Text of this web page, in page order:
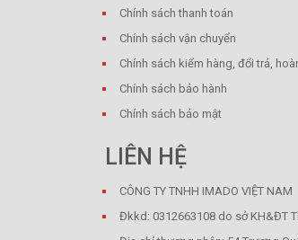
Chính sách thanh toán
Chính sách vận chuyển
Chính sách kiểm hàng, đổi trả,
Chính sách bảo hành
Chính sách bảo mật
LIÊN HỆ
CÔNG TY TNHH IMADO VIỆT NAM
Đkkd: 0312663108 do sở KH&ĐT